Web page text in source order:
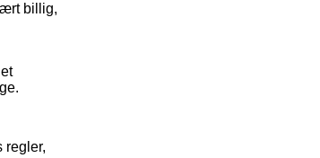
billig,
regler,